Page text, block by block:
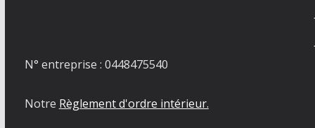
N° entreprise : 0448475540
Notre Règlement d'ordre intérieur.